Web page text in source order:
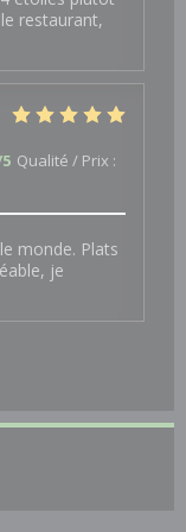
restaurant,
Qualité / Prix :
monde. Plats
je